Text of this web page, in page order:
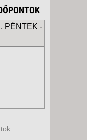
PÉNTEK -